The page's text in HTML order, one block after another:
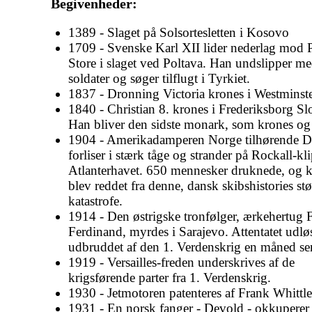
Begivenheder:
1389 - Slaget på Solsortesletten i Kosovo
1709 - Svenske Karl XII lider nederlag mod
Store i slaget ved Poltava. Han undslipper
soldater og søger tilflugt i Tyrkiet.
1837 - Dronning Victoria krones i
1840 - Christian 8. krones i Frederiksborg
Han bliver den sidste monark, som krones og
1904 - Amerikadamperen Norge tilhørende
forliser i stærk tåge og strander på Rockall-
Atlanterhavet. 650 mennesker druknede, og
blev reddet fra denne, dansk skibshistories
katastrofe.
1914 - Den østrigske tronfølger, ærkehertug
Ferdinand, myrdes i Sarajevo. Attentatet
udbruddet af den 1. Verdenskrig en måned
1919 - Versailles-freden underskrives af de
krigsførende parter fra 1. Verdenskrig.
1930 - Jetmotoren patenteres af Frank
1931 - En norsk fanger - Devold - okkuperer